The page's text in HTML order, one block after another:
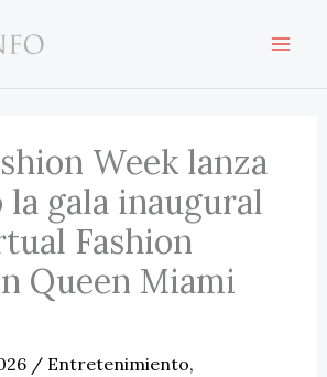
Week lanza
gala inaugural
Fashion
Queen Miami
/ Entretenimiento,